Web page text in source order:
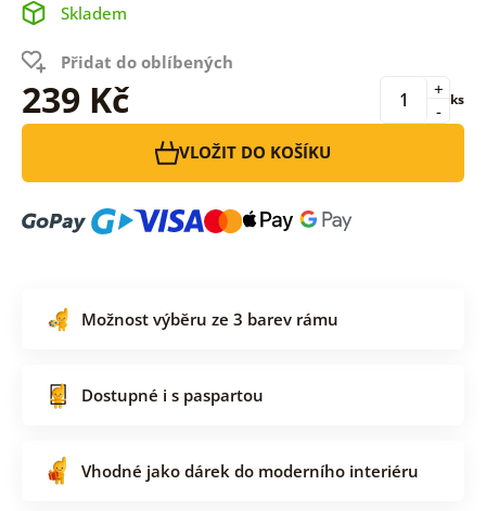
Skladem
Přidat do oblíbených
239 Kč -
+ ks
VLOŽIT DO KOŠÍKU
Možnost výběru ze 3 barev rámu
Dostupné i s paspartou
Vhodné jako dárek do moderního interiéru